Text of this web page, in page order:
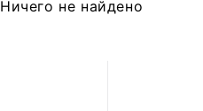
Ничего не найдено